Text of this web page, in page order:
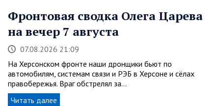
Фронтовая сводка Олега Царева
на вечер 7 августа
07.08.2026 21:09
На Херсонском фронте наши дронщики бьют по
автомобилям, системам связи и РЭБ в Херсоне и сёлах
правобережья. Враг обстрелял за…
Читать далее